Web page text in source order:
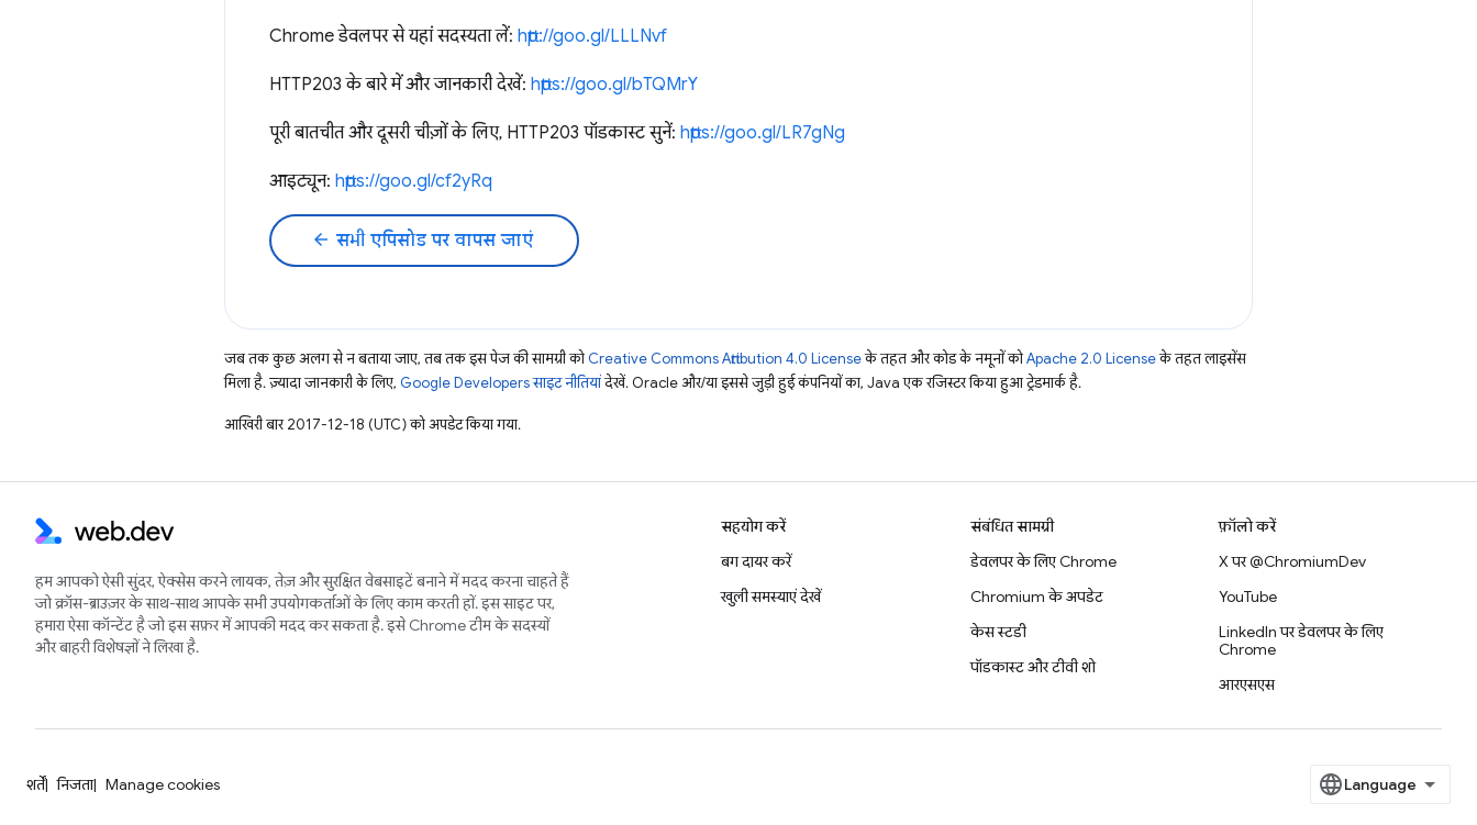
Chrome डेवलपर से यहां सदस्यता लें: http://goo.gl/LLLNvf
HTTP203 के बारे में और जानकारी देखें: https://goo.gl/bTQMrY
पूरी बातचीत और दूसरी चीज़ों के लिए, HTTP203 पॉडकास्ट सुनें: https://goo.gl/LR7gNg
आइट्यून: https://goo.gl/cf2yRq
arrow_back सभी एपिसोड पर वापस जाएं
जब तक कुछ अलग से न बताया जाए, तब तक इस पेज की सामग्री कोCreative Commons Attribution 4.0 Licenseके तहत और कोड के नमूनों कोApache 2.0 Licenseके तहत लाइसेंस
मिला है. ज़्यादा जानकारी के लिए, Google Developers साइट नीतियांदेखें. Oracle और/या इससे जुड़ी हुई कंपनियों का, Java एक रजिस्टर किया हुआ ट्रेडमार्क है.
आखिरी बार 2017-12-18 (UTC) को अपडेट किया गया.
हम आपको ऐसी सुंदर, ऐक्सेस करने लायक, तेज़ और सुरक्षित वेबसाइटें बनाने में मदद करना चाहते हैं
जो क्रॉस-ब्राउज़र के साथ-साथ आपके सभी उपयोगकर्ताओं के लिए काम करती हों. इस साइट पर,
हमारा ऐसा कॉन्टेंट है जो इस सफ़र में आपकी मदद कर सकता है. इसे Chrome टीम के सदस्यों
और बाहरी विशेषज्ञों ने लिखा है.
सहयोग करें
बग दायर करें
खुली समस्याएं देखें
संबंधित सामग्री
डेवलपर के लिए Chrome
Chromium के अपडेट
केस स्टडी
पॉडकास्ट और टीवी शो
फ़ॉलो करें
X पर @ChromiumDev
YouTube
LinkedIn पर डेवलपर के लिए
Chrome
आरएसएस
शर्तें निजता Manage cookies